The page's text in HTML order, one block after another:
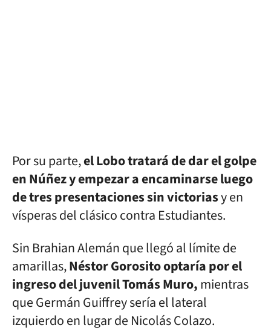
Por su parte,el Lobo tratará de dar el golpe
en Núñez y empezar a encaminarse luego
de tres presentaciones sin victoriasy en
vísperas del clásico contra Estudiantes.
Sin Brahian Alemán que llegó al límite de
amarillas,Néstor Gorosito optaría por el
ingreso del juvenil Tomás Muro,mientras
que Germán Guiffrey sería el lateral
izquierdo en lugar de Nicolás Colazo.